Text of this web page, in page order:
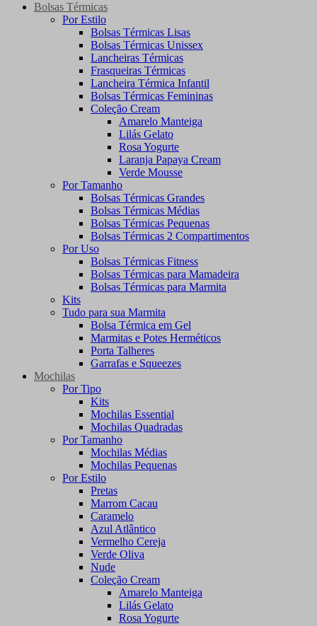
Bolsas Térmicas
Por Estilo
Bolsas Térmicas Lisas
Bolsas Térmicas Unissex
Lancheiras Térmicas
Frasqueiras Térmicas
Lancheira Térmica Infantil
Bolsas Térmicas Femininas
Coleção Cream
Amarelo Manteiga
Lilás Gelato
Rosa Yogurte
Laranja Papaya Cream
Verde Mousse
Por Tamanho
Bolsas Térmicas Grandes
Bolsas Térmicas Médias
Bolsas Térmicas Pequenas
Bolsas Térmicas 2 Compartimentos
Por Uso
Bolsas Térmicas Fitness
Bolsas Térmicas para Mamadeira
Bolsas Térmicas para Marmita
Kits
Tudo para sua Marmita
Bolsa Térmica em Gel
Marmitas e Potes Herméticos
Porta Talheres
Garrafas e Squeezes
Mochilas
Por Tipo
Kits
Mochilas Essential
Mochilas Quadradas
Por Tamanho
Mochilas Médias
Mochilas Pequenas
Por Estilo
Pretas
Marrom Cacau
Caramelo
Azul Atlântico
Vermelho Cereja
Verde Oliva
Nude
Coleção Cream
Amarelo Manteiga
Lilás Gelato
Rosa Yogurte